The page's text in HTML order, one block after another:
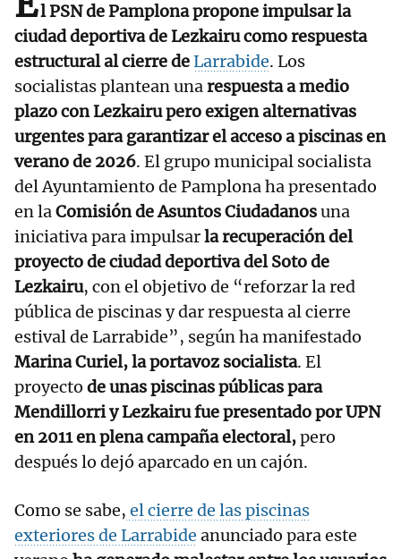
l PSN de Pamplona propone impulsar la
ciudad deportiva de Lezkairu como respuesta
estructural al cierre deLarrabide. Los
socialistas plantean unarespuesta a medio
plazo con Lezkairu pero exigen alternativas
urgentes para garantizar el acceso a piscinas en
verano de 2026. El grupo municipal socialista
del Ayuntamiento de Pamplona ha presentado
en laComisión de Asuntos Ciudadanosuna
iniciativa para impulsarla recuperación del
proyecto de ciudad deportiva del Soto de
Lezkairu, con el objetivo de “reforzar la red
pública de piscinas y dar respuesta al cierre
estival de Larrabide”, según ha manifestado
Marina Curiel, la portavoz socialista. El
proyecto de unas piscinas públicas para
Mendillorri y Lezkairu fue presentado por UPN
en 2011 en plena campaña electoral,pero
después lo dejó aparcado en un cajón.
Como se sabe, el cierre de las piscinas
exteriores de Larrabide anunciado para este